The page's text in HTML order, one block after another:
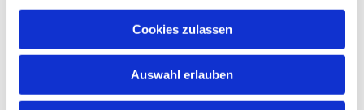
Cookies zulassen
Auswahl erlauben